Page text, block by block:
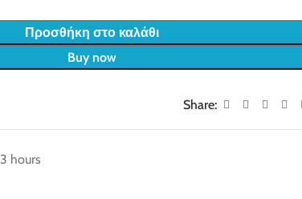
Προσθήκη στο καλάθι
Buy now
Share:
hours